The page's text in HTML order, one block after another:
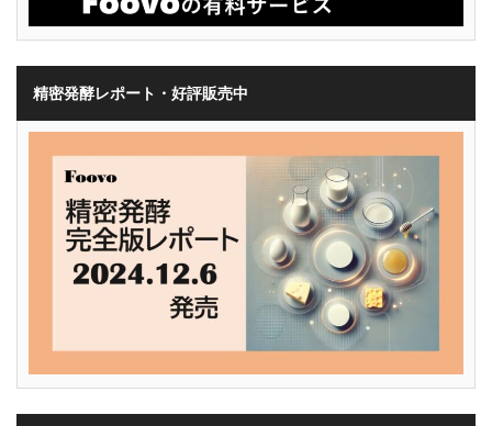
精密発酵レポート・好評販売中